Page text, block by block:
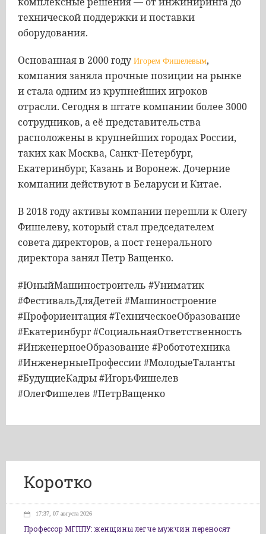
технической поддержки и поставки
оборудования.
Основанная в 2000 году Игорем Фишелевым,
компания заняла прочные позиции на рынке
и стала одним из крупнейших игроков
отрасли. Сегодня в штате компании более 3000
сотрудников, а её представительства
расположены в крупнейших городах России,
таких как Москва, Санкт-Петербург,
Екатеринбург, Казань и Воронеж. Дочерние
компании действуют в Беларуси и Китае.
В 2018 году активы компании перешли к Олегу
Фишелеву, который стал председателем
совета директоров, а пост генерального
директора занял Петр Ващенко.
#ЮныйМашиностроитель #Униматик
#ФестивальДляДетей #Машиностроение
#Профориентация #ТехническоеОбразование
#Екатеринбург #СоциальнаяОтветственность
#ИнженерноеОбразование #Робототехника
#ИнженерныеПрофессии #МолодыеТаланты
#БудущиеКадры #ИгорьФишелев
#ОлегФишелев #ПетрВащенко
Коротко
17:37, 07 августа 2026
Профессор МГППУ: женщины легче мужчин переносят